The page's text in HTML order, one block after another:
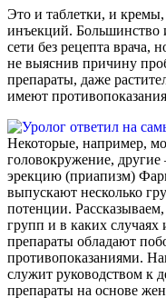
Это и таблетки, и
инъекций. Большинство
сети без рецепта врача,
не выяснив причину
препараты, даже
имеют
Некоторые, например,
головокружение,
эрекцию (приапизм)
выпускают несколько
потенции.
групп и в каких
препараты обладают
противопоказаниями.
служит руководством к
препараты на основе